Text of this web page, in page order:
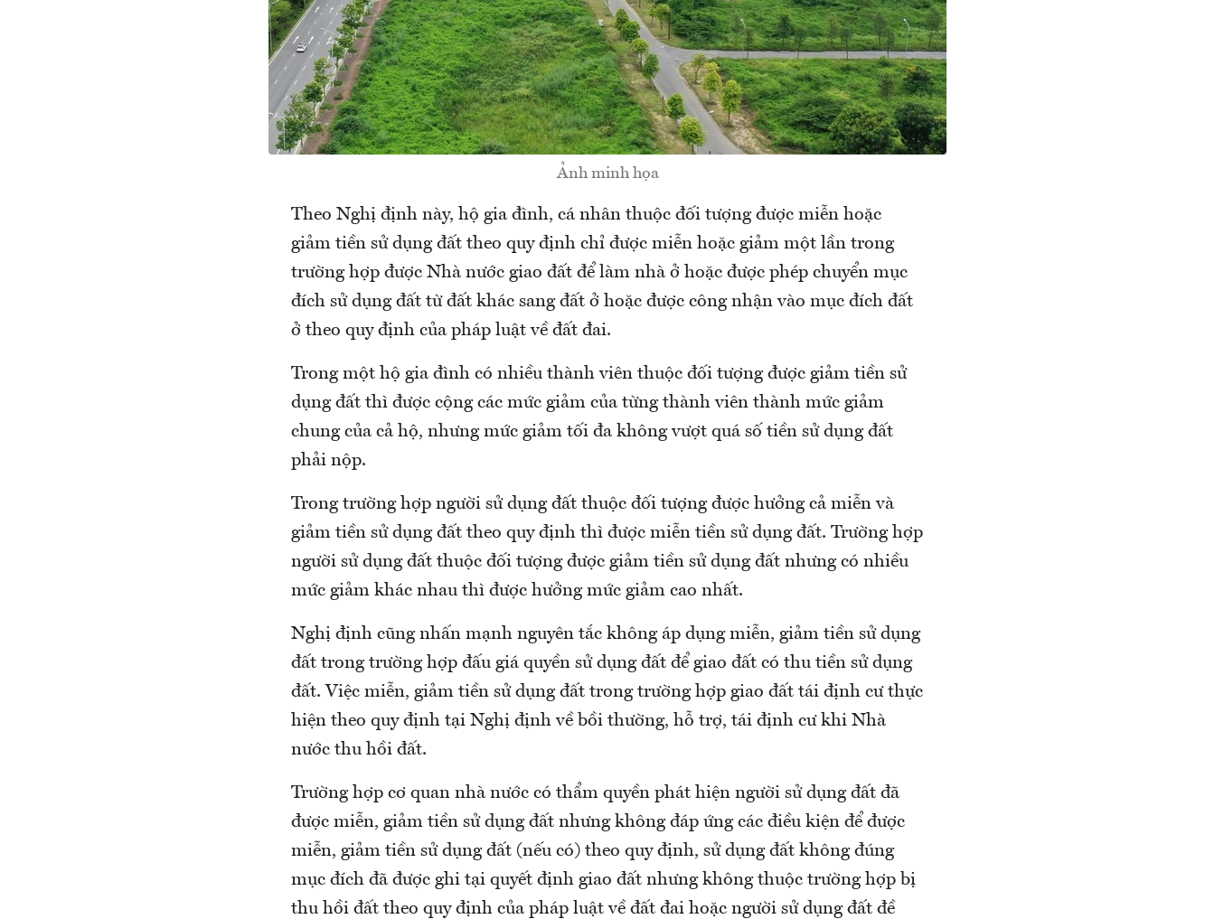
Ảnh minh họa
Theo Nghị định này, hộ gia đình, cá nhân thuộc đối tượng được miễn hoặc
giảm tiền sử dụng đất theo quy định chỉ được miễn hoặc giảm một lần trong
trường hợp được Nhà nước giao đất để làm nhà ở hoặc được phép chuyển mục
đích sử dụng đất từ đất khác sang đất ở hoặc được công nhận vào mục đích đất
ở theo quy định của pháp luật về đất đai.
Trong một hộ gia đình có nhiều thành viên thuộc đối tượng được giảm tiền sử
dụng đất thì được cộng các mức giảm của từng thành viên thành mức giảm
chung của cả hộ, nhưng mức giảm tối đa không vượt quá số tiền sử dụng đất
phải nộp.
Trong trường hợp người sử dụng đất thuộc đối tượng được hưởng cả miễn và
giảm tiền sử dụng đất theo quy định thì được miễn tiền sử dụng đất. Trường hợp
người sử dụng đất thuộc đối tượng được giảm tiền sử dụng đất nhưng có nhiều
mức giảm khác nhau thì được hưởng mức giảm cao nhất.
Nghị định cũng nhấn mạnh nguyên tắc không áp dụng miễn, giảm tiền sử dụng
đất trong trường hợp đấu giá quyền sử dụng đất để giao đất có thu tiền sử dụng
đất. Việc miễn, giảm tiền sử dụng đất trong trường hợp giao đất tái định cư thực
hiện theo quy định tại Nghị định về bồi thường, hỗ trợ, tái định cư khi Nhà
nước thu hồi đất.
Trường hợp cơ quan nhà nước có thẩm quyền phát hiện người sử dụng đất đã
được miễn, giảm tiền sử dụng đất nhưng không đáp ứng các điều kiện để được
miễn, giảm tiền sử dụng đất (nếu có) theo quy định, sử dụng đất không đúng
mục đích đã được ghi tại quyết định giao đất nhưng không thuộc trường hợp bị
thu hồi đất theo quy định của pháp luật về đất đai hoặc người sử dụng đất đề